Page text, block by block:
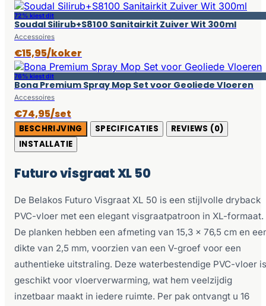
72% kiest dit
Soudal Silirub+S8100 Sanitairkit Zuiver Wit 300ml
Accessoires
€15,95/koker
76% kiest dit
Bona Premium Spray Mop Set voor Geoliede Vloeren
Accessoires
€74,95/set
BESCHRIJVING SPECIFICATIES
REVIEWS (0)
INSTALLATIE
Futuro visgraat XL 50
De Belakos Futuro Visgraat XL 50 is een stijlvolle dryback
PVC-vloer met een elegant visgraatpatroon in XL-formaat.
De planken hebben een afmeting van 15,3 x 76,5 cm en
dikte van 2,5 mm, voorzien van een V-groef voor een
authentieke uitstraling. Deze waterbestendige PVC-vloer is
geschikt voor vloerverwarming, wat hem veelzijdig
inzetbaar maakt in iedere ruimte. Per pak ontvangt u 16